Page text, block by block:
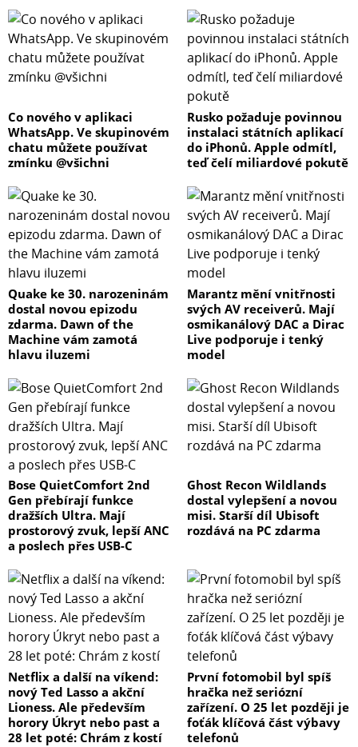
Co nového v aplikaci
WhatsApp. Ve skupinovém
chatu můžete používat
zmínku @všichni
Rusko požaduje povinnou
instalaci státních aplikací
do iPhonů. Apple odmítl,
teď čelí miliardové pokutě
Quake ke 30. narozeninám
dostal novou epizodu
zdarma. Dawn of the
Machine vám zamotá
hlavu iluzemi
Marantz mění vnitřnosti
svých AV receiverů. Mají
osmikanálový DAC a Dirac
Live podporuje i tenký
model
Bose QuietComfort 2nd
Gen přebírají funkce
dražších Ultra. Mají
prostorový zvuk, lepší ANC
a poslech přes USB-C
Ghost Recon Wildlands
dostal vylepšení a novou
misi. Starší díl Ubisoft
rozdává na PC zdarma
Netflix a další na víkend:
nový Ted Lasso a akční
Lioness. Ale především
horory Úkryt nebo past a
28 let poté: Chrám z kostí
První fotomobil byl spíš
hračka než seriózní
zařízení. O 25 let později je
foťák klíčová část výbavy
telefonů